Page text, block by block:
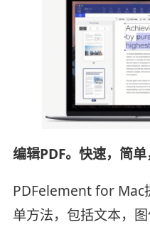
编辑PDF。快速，简单
PDFelement for Mac
单方法，包括文本，